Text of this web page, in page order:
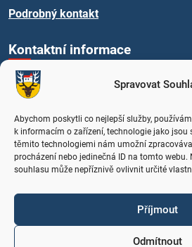
Spravovat
Abychom poskytli co nejlepší služby,
k informacím o zařízení, technologie jako jsou
těmito technologiemi nám umožní
procházení nebo jedinečná ID na tomto
souhlasu může nepříznivě ovlivnit určité
Příjmout
Odmítnout
Podrobný kontakt
Kontaktní informace
+420 494 661 269
obec@rohenice.cz
Úřední hodiny
Středa: 16:00 - 18:00
Může se hodit
Zásady cookies (EU)